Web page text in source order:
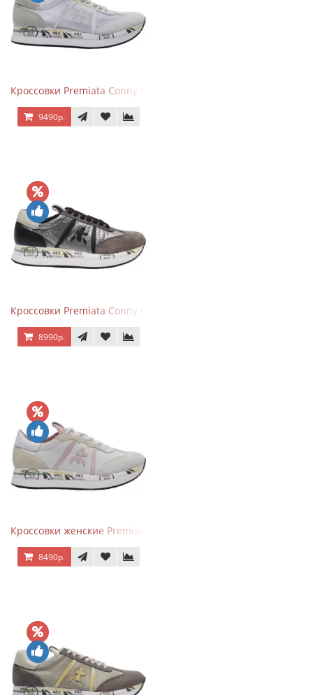
Кроссовки Premiata Conny Combi Grey
9490р.
Кроссовки Premiata Conny Gray Brown
8990р.
Кроссовки женские Premiata Conny бежево-серые с розовым
8490р.